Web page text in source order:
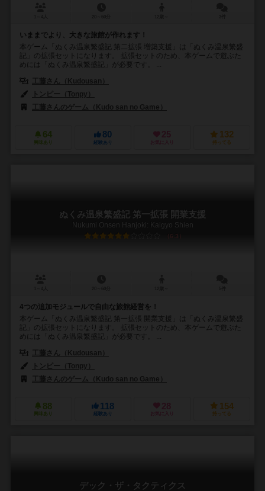
いままでより、大きな旅館が作れます！
本ゲーム「ぬくみ温泉繁盛記 第二拡張 増築支援」は「ぬくみ温泉繁盛
記」の拡張セットになります。 拡張セットのため、本ゲームで遊ぶた
めには「ぬくみ温泉繁盛記」が必要です。 ...
工藤さん（Kudousan）
トンピー（Tonpy）
工藤さんのゲーム（Kudo san no Game）
64
興味あり
80
経験あり
25
お気に入り
132
持ってる
ぬくみ温泉繁盛記 第一拡張 開業支援
Nukumi Onsen Hanjoki: Kaigyo Shien
6.3
4つの追加モジュールで自由な旅館経営を！
本ゲーム「ぬくみ温泉繁盛記 第一拡張 開業支援」は「ぬくみ温泉繁盛
記」の拡張セットになります。 拡張セットのため、本ゲームで遊ぶた
めには「ぬくみ温泉繁盛記」が必要です。 ...
工藤さん（Kudousan）
トンピー（Tonpy）
工藤さんのゲーム（Kudo san no Game）
88
興味あり
118
経験あり
28
お気に入り
154
持ってる
デック・ザ・タクティクス